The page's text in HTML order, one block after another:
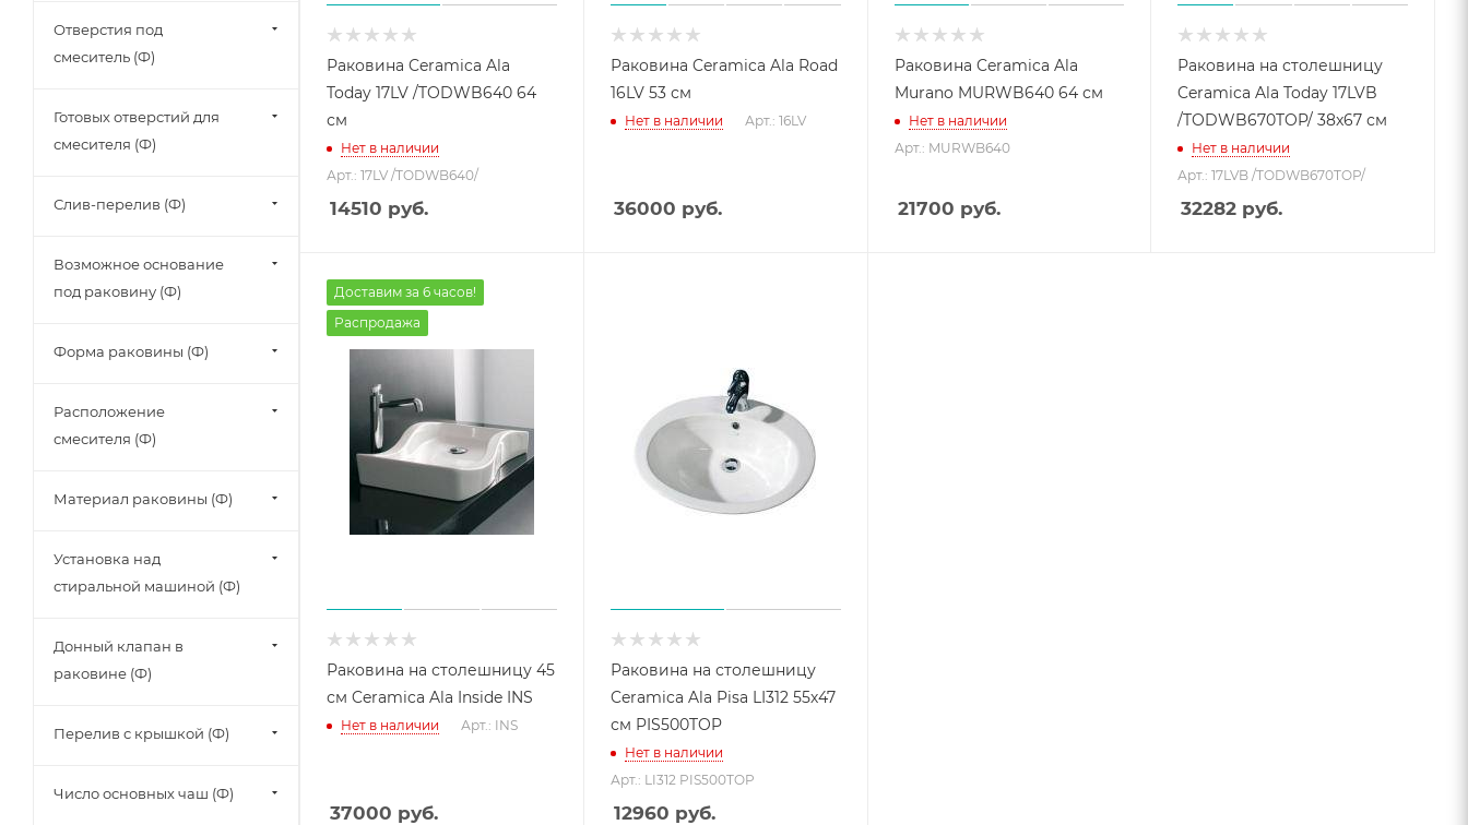
Раковина Ceramica Ala
Today 17LV /TODWB640 64
см
Нет в наличии
Арт.: 17LV /TODWB640/
14510 руб.
Раковина Ceramica Ala Road
16LV 53 см
Нет в наличии Арт.: 16LV
36000 руб.
Раковина Ceramica Ala
Murano MURWB640 64 см
Нет в наличии
Арт.: MURWB640
21700 руб.
Раковина на столешницу
Ceramica Ala Today 17LVB
/TODWB670TOP/ 38x67 см
Нет в наличии
Арт.: 17LVB /TODWB670TOP/
32282 руб.
Доставим за 6 часов!
Распродажа
Раковина на столешницу 45
см Ceramica Ala Inside INS
Нет в наличии Арт.: INS
37000 руб.
Раковина на столешницу
Ceramica Ala Pisa LI312 55х47
см PIS500TOP
Нет в наличии
Арт.: LI312 PIS500TOP
12960 руб.
Отверстия под
смеситель (Ф)
Готовых отверстий для
смесителя (Ф)
Слив-перелив (Ф)
Возможное основание
под раковину (Ф)
Форма раковины (Ф)
Расположение
смесителя (Ф)
Материал раковины (Ф)
Установка над
стиральной машиной (Ф)
Донный клапан в
раковине (Ф)
Перелив с крышкой (Ф)
Число основных чаш (Ф)